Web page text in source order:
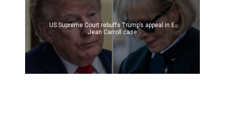
US Supreme Court rebuffs Trump’s appeal in E.
Jean Carroll case